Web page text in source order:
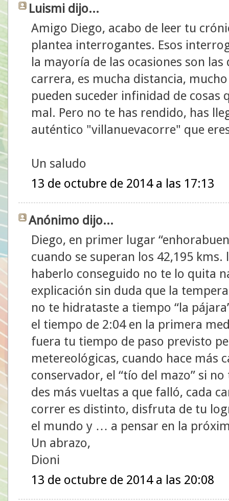
Luismi dijo...
Amigo Diego, acabo de leer tu
plantea interrogantes. Esos
la mayoría de las ocasiones son
carrera, es mucha distancia,
pueden suceder infinidad de cosas
mal. Pero no te has rendido, has
auténtico "villanuevacorre" que
Un saludo
13 de octubre de 2014 a las 17:13
Anónimo dijo...
Diego, en primer lugar
cuando se superan los 42,195
haberlo conseguido no te lo quita
explicación sin duda que la
no te hidrataste a tiempo “la
el tiempo de 2:04 en la primera
fuera tu tiempo de paso previsto
metereológicas, cuando hace más
conservador, el “tío del mazo” si
des más vueltas a que falló, cada
correr es distinto, disfruta de tu
el mundo y … a pensar en la
Un abrazo,
Dioni
13 de octubre de 2014 a las 20:08